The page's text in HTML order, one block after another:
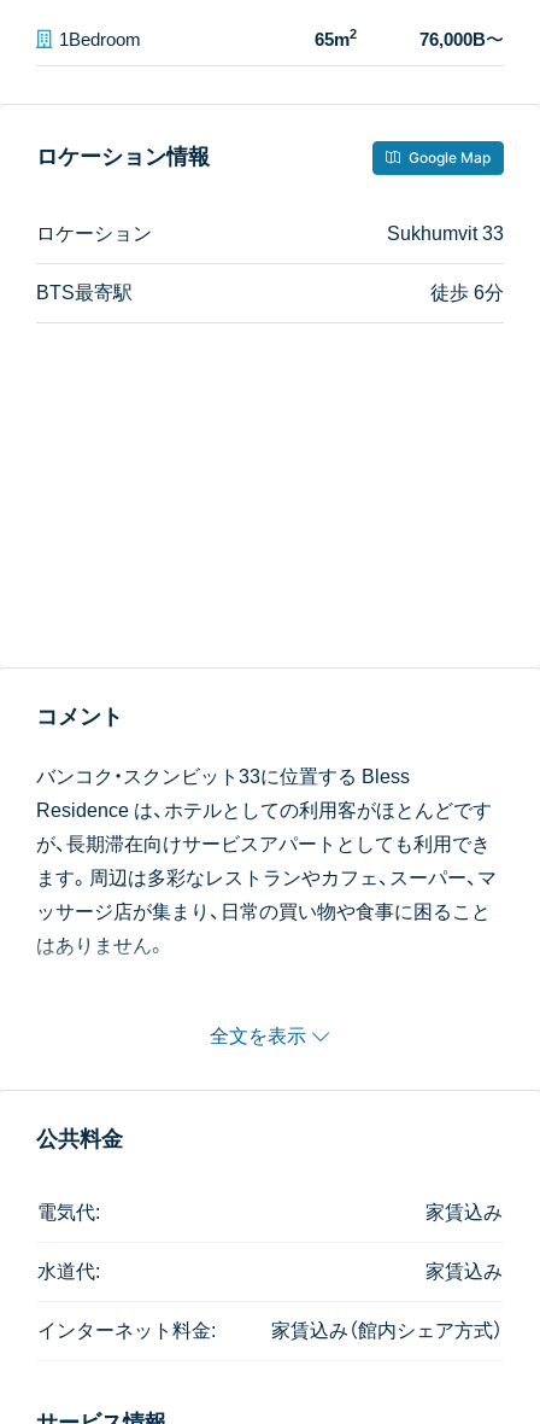
1Bedroom 65m2 76,000B〜
ロケーション情報 Google Map
ロケーション Sukhumvit 33
BTS最寄駅 徒歩 6分
コメント
バンコク・スクンビット33に位置する Bless
Residence は、ホテルとしての利用客がほとんどです
が、長期滞在向けサービスアパートとしても利用でき
ます。周辺は多彩なレストランやカフェ、スーパー、マ
ッサージ店が集まり、日常の買い物や食事に困ること
はありません。
ンテリアが心地よい住環境を演出。一年契約の場合は
家賃にはメイドサービス、電気水道代、インターネット
なっています。
全文を表示
公共料金
電気代: 家賃込み
水道代: 家賃込み
インターネット料金: 家賃込み（館内シェア方式）